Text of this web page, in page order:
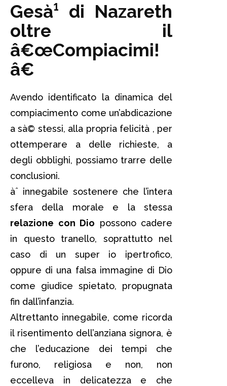
Gesà¹ di Nazareth
oltre il
â€œCompiacimi!
â€
Avendo identificato la dinamica del
compiacimento come un’abdicazione
a sà© stessi, alla propria felicità , per
ottemperare a delle richieste, a
degli obblighi, possiamo trarre delle
conclusioni.
àˆ innegabile sostenere che l’intera
sfera della morale e la stessa
relazione con Dio possono cadere
in questo tranello, soprattutto nel
caso di un super io ipertrofico,
oppure di una falsa immagine di Dio
come giudice spietato, propugnata
fin dall’infanzia.
Altrettanto innegabile, come ricorda
il risentimento dell’anziana signora, è
che l’educazione dei tempi che
furono, religiosa e non, non
eccelleva in delicatezza e che